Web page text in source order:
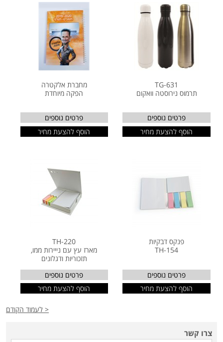
TG-631
תרמוס נירוסטה וואקום
פרטים נוספים
הוסף להצעת מחיר
מחברת אלקטרה
הפקה מיוחדת
פרטים נוספים
הוסף להצעת מחיר
פנקס דבקיות
TH-154
פרטים נוספים
הוסף להצעת מחיר
TH-220
מארז עץ עם נייירות ממו,
תזכוריות ודגלונים
פרטים נוספים
הוסף להצעת מחיר
< לעמוד הקודם
צרו קשר